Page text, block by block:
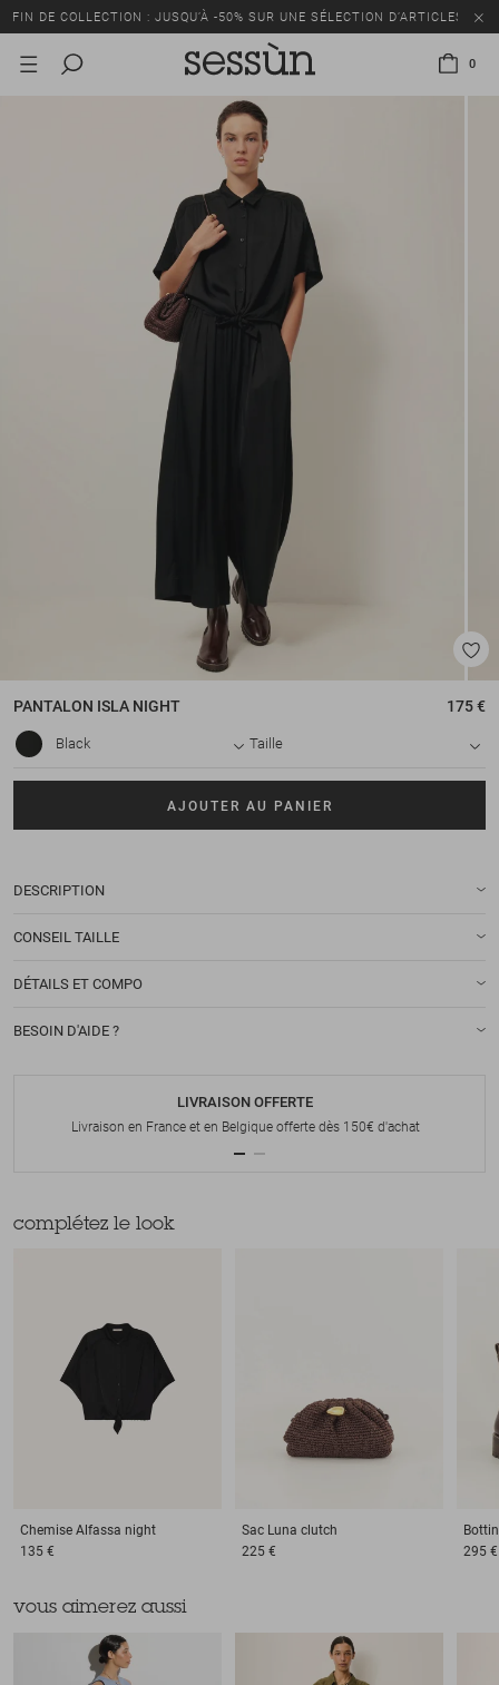
FIN DE COLLECTION : JUSQU’À -50% SUR UNE SÉLECTION D’ARTICLES
0
PANTALON ISLA NIGHT 175 €
Black Taille
AJOUTER AU PANIER
DESCRIPTION
CONSEIL TAILLE
DÉTAILS ET COMPO
BESOIN D'AIDE ?
LIVRAISON OFFERTE
Livraison en France et en Belgique offerte dès 150€ d'achat
complétez le look
Chemise Alfassa night
135 €
Sac Luna clutch
225 €
295 €
vous aimerez aussi